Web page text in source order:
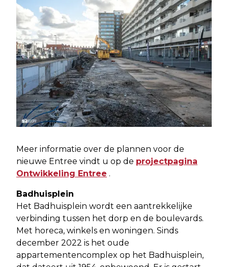
Meer informatie over de plannen voor de
nieuwe Entree vindt u op de projectpagina
Ontwikkeling Entree .
Badhuisplein
Het Badhuisplein wordt een aantrekkelijke
verbinding tussen het dorp en de boulevards.
Met horeca, winkels en woningen. Sinds
december 2022 is het oude
appartementencomplex op het Badhuisplein,